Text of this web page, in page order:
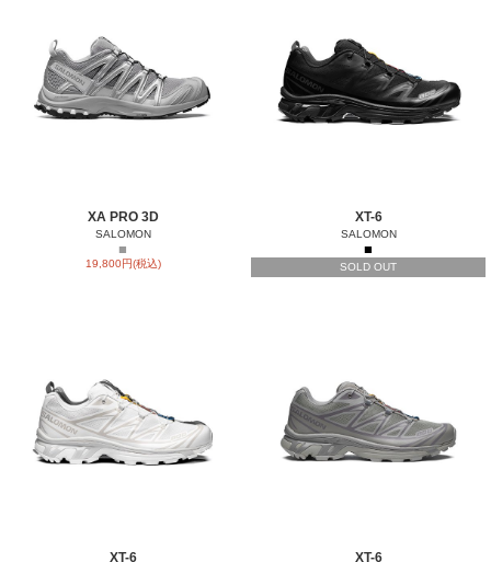
XA PRO 3D
SALOMON
■
19,800円(税込)
XT-6
SALOMON
■
SOLD OUT
XT-6 XT-6